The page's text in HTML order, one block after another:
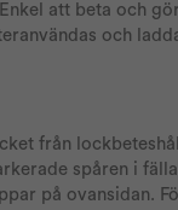
att beta och
och
från
spåren i
på ovansidan.